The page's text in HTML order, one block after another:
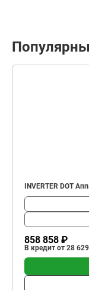
INVERTER DOT
858 858 ₽
В кредит от 28